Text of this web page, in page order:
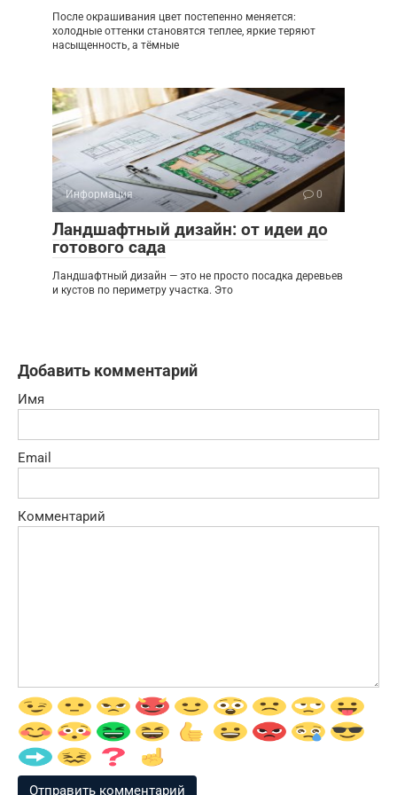
После окрашивания цвет постепенно меняется:
холодные оттенки становятся теплее, яркие теряют
насыщенность, а тёмные
Информация 0
Ландшафтный дизайн: от идеи до
готового сада
Ландшафтный дизайн — это не просто посадка деревьев
и кустов по периметру участка. Это
Добавить комментарий
Имя
Email
Комментарий